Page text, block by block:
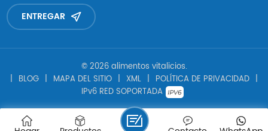
ENTREGAR
© 2026 alimentos vitalicios.
| BLOG | MAPA DEL SITIO | XML | POLÍTICA DE PRIVACIDAD |
IPv6 RED SOPORTADA